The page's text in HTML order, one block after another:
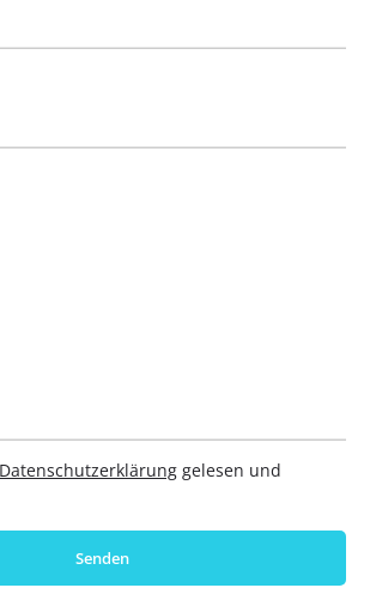
Datenschutzerklärung gelesen und